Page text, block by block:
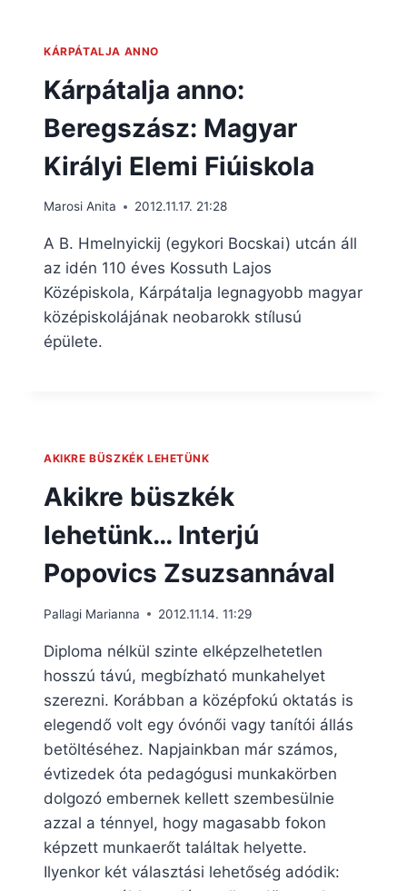
KÁRPÁTALJA ANNO
Kárpátalja anno:
Beregszász: Magyar
Királyi Elemi Fiúiskola
Marosi Anita 2012.11.17. 21:28
A B. Hmelnyickij (egykori Bocskai) utcán áll
az idén 110 éves Kossuth Lajos
Középiskola, Kárpátalja legnagyobb magyar
középiskolájának neobarokk stílusú
épülete.
AKIKRE BÜSZKÉK LEHETÜNK
Akikre büszkék
lehetünk… Interjú
Popovics Zsuzsannával
Pallagi Marianna 2012.11.14. 11:29
Diploma nélkül szinte elképzelhetetlen
hosszú távú, megbízható munkahelyet
szerezni. Korábban a középfokú oktatás is
elegendő volt egy óvónői vagy tanítói állás
betöltéséhez. Napjainkban már számos,
évtizedek óta pedagógusi munkakörben
dolgozó embernek kellett szembesülnie
azzal a ténnyel, hogy magasabb fokon
képzett munkaerőt találtak helyette.
Ilyenkor két választási lehetőség adódik: